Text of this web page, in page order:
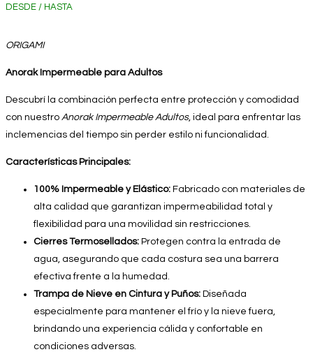
DESDE / HASTA
ORIGAMI
Anorak Impermeable para Adultos
Descubrí la combinación perfecta entre protección y comodidad
con nuestro Anorak Impermeable Adultos, ideal para enfrentar las
inclemencias del tiempo sin perder estilo ni funcionalidad.
Características Principales:
100% Impermeable y Elástico: Fabricado con materiales de
alta calidad que garantizan impermeabilidad total y
flexibilidad para una movilidad sin restricciones.
Cierres Termosellados: Protegen contra la entrada de
agua, asegurando que cada costura sea una barrera
efectiva frente a la humedad.
Trampa de Nieve en Cintura y Puños: Diseñada
especialmente para mantener el frío y la nieve fuera,
brindando una experiencia cálida y confortable en
condiciones adversas.